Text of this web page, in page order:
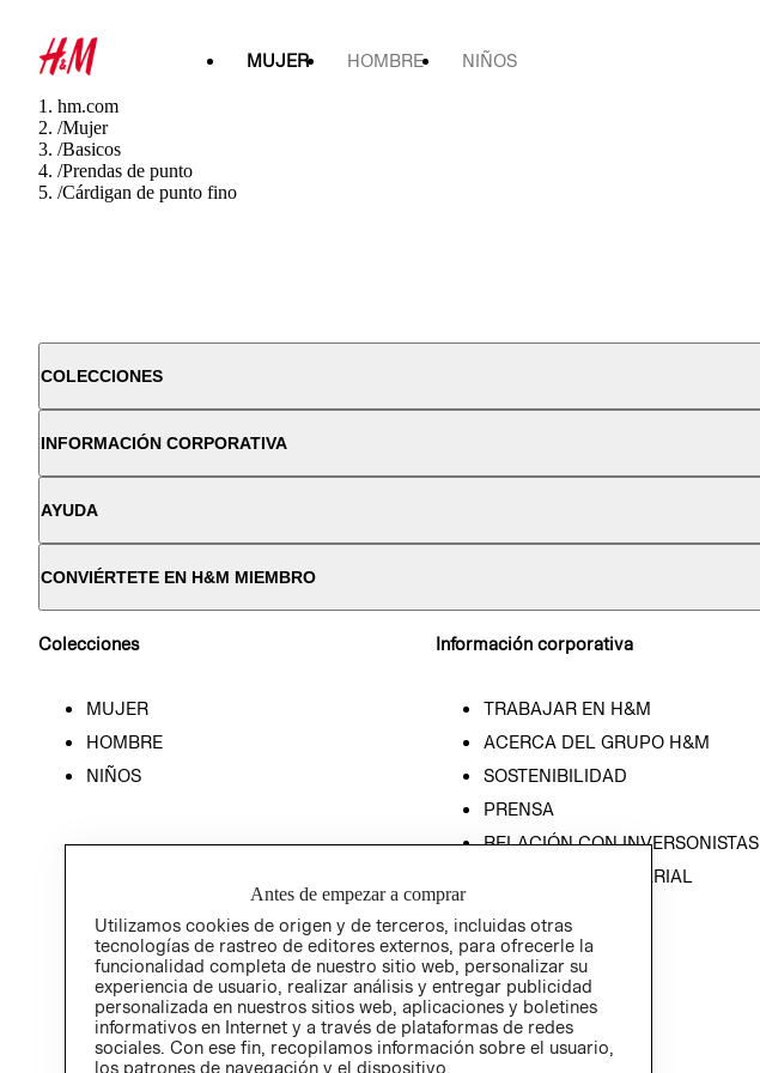
MUJER HOMBRE NIÑOS
hm.com
/Mujer
/Basicos
/Prendas de punto
/Cárdigan de punto fino
COLECCIONES
INFORMACIÓN CORPORATIVA
AYUDA
CONVIÉRTETE EN H&M MIEMBRO
Colecciones
MUJER
HOMBRE
NIÑOS
Información corporativa
TRABAJAR EN H&M
ACERCA DEL GRUPO H&M
SOSTENIBILIDAD
PRENSA
RELACIÓN CON INVERSONISTAS
POLÍTICA EMPRESARIAL
Antes de empezar a comprar
Utilizamos cookies de origen y de terceros, incluidas otras
tecnologías de rastreo de editores externos, para ofrecerle la
funcionalidad completa de nuestro sitio web, personalizar su
experiencia de usuario, realizar análisis y entregar publicidad
personalizada en nuestros sitios web, aplicaciones y boletines
informativos en Internet y a través de plataformas de redes
sociales. Con ese fin, recopilamos información sobre el usuario,
los patrones de navegación y el dispositivo.